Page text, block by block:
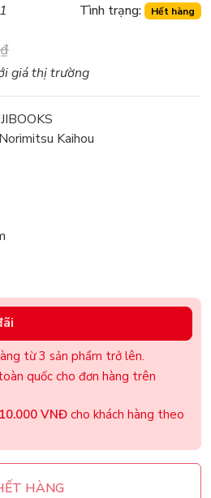
Tình trạng: Hết hàng
giá thị trường
Kaihou
từ 3 sản phẩm trở lên.
quốc cho đơn hàng trên
VNĐ cho khách hàng theo
HÀNG